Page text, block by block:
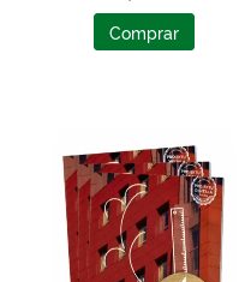
Comprar